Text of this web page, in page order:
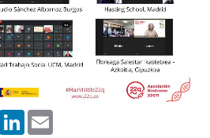
PinterestLinkedIn